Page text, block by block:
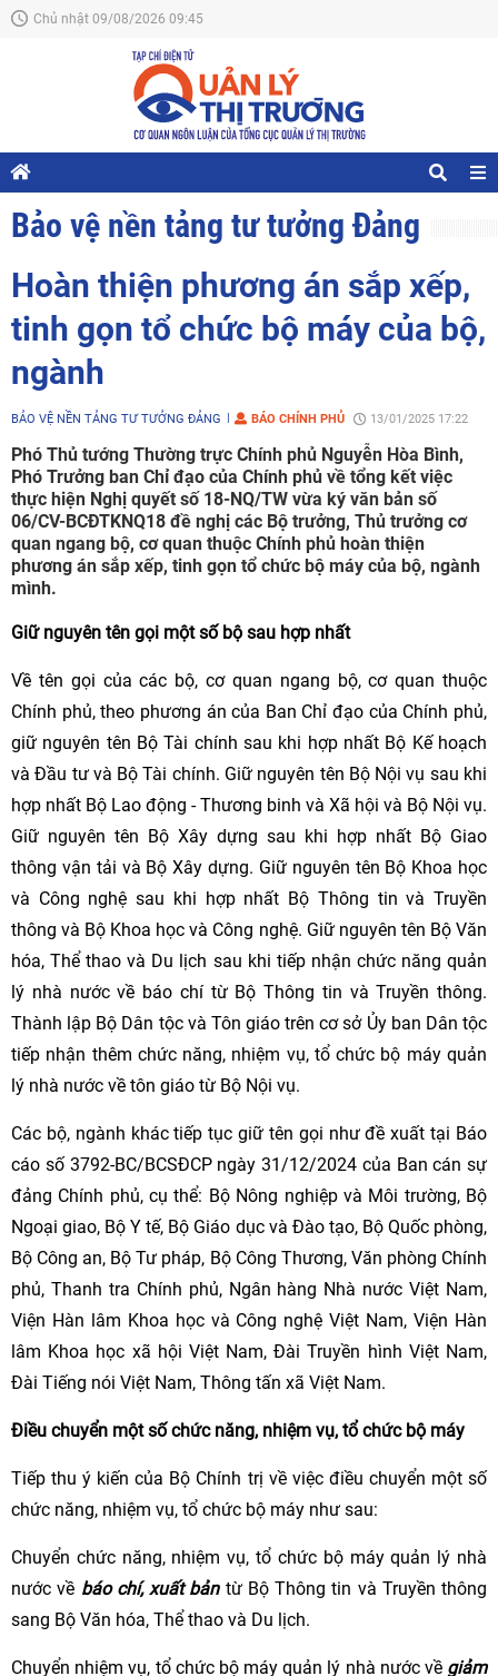
Chủ nhật 09/08/2026 09:45
Bảo vệ nền tảng tư tưởng Đảng
Hoàn thiện phương án sắp xếp,
tinh gọn tổ chức bộ máy của bộ,
ngành
BẢO VỆ NỀN TẢNG TƯ TƯỞNG ĐẢNG BÁO CHÍNH PHỦ 13/01/2025 17:22
Phó Thủ tướng Thường trực Chính phủ Nguyễn Hòa Bình,
Phó Trưởng ban Chỉ đạo của Chính phủ về tổng kết việc
thực hiện Nghị quyết số 18-NQ/TW vừa ký văn bản số
06/CV-BCĐTKNQ18 đề nghị các Bộ trưởng, Thủ trưởng cơ
quan ngang bộ, cơ quan thuộc Chính phủ hoàn thiện
phương án sắp xếp, tinh gọn tổ chức bộ máy của bộ, ngành
mình.
Giữ nguyên tên gọi một số bộ sau hợp nhất
Về tên gọi của các bộ, cơ quan ngang bộ, cơ quan thuộc
Chính phủ, theo phương án của Ban Chỉ đạo của Chính phủ,
giữ nguyên tên Bộ Tài chính sau khi hợp nhất Bộ Kế hoạch
và Đầu tư và Bộ Tài chính. Giữ nguyên tên Bộ Nội vụ sau khi
hợp nhất Bộ Lao động - Thương binh và Xã hội và Bộ Nội vụ.
Giữ nguyên tên Bộ Xây dựng sau khi hợp nhất Bộ Giao
thông vận tải và Bộ Xây dựng. Giữ nguyên tên Bộ Khoa học
và Công nghệ sau khi hợp nhất Bộ Thông tin và Truyền
thông và Bộ Khoa học và Công nghệ. Giữ nguyên tên Bộ Văn
hóa, Thể thao và Du lịch sau khi tiếp nhận chức năng quản
lý nhà nước về báo chí từ Bộ Thông tin và Truyền thông.
Thành lập Bộ Dân tộc và Tôn giáo trên cơ sở Ủy ban Dân tộc
tiếp nhận thêm chức năng, nhiệm vụ, tổ chức bộ máy quản
lý nhà nước về tôn giáo từ Bộ Nội vụ.
Các bộ, ngành khác tiếp tục giữ tên gọi như đề xuất tại Báo
cáo số 3792-BC/BCSĐCP ngày 31/12/2024 của Ban cán sự
đảng Chính phủ, cụ thể: Bộ Nông nghiệp và Môi trường, Bộ
Ngoại giao, Bộ Y tế, Bộ Giáo dục và Đào tạo, Bộ Quốc phòng,
Bộ Công an, Bộ Tư pháp, Bộ Công Thương, Văn phòng Chính
phủ, Thanh tra Chính phủ, Ngân hàng Nhà nước Việt Nam,
Viện Hàn lâm Khoa học và Công nghệ Việt Nam, Viện Hàn
lâm Khoa học xã hội Việt Nam, Đài Truyền hình Việt Nam,
Đài Tiếng nói Việt Nam, Thông tấn xã Việt Nam.
Điều chuyển một số chức năng, nhiệm vụ, tổ chức bộ máy
Tiếp thu ý kiến của Bộ Chính trị về việc điều chuyển một số
chức năng, nhiệm vụ, tổ chức bộ máy như sau:
Chuyển chức năng, nhiệm vụ, tổ chức bộ máy quản lý nhà
nước về báo chí, xuất bảntừ Bộ Thông tin và Truyền thông
sang Bộ Văn hóa, Thể thao và Du lịch.
Chuyển nhiệm vụ, tổ chức bộ máy quản lý nhà nước về giảm